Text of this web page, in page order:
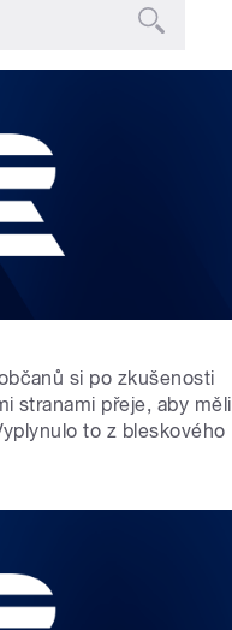
si po zkušenosti
stranami přeje, aby měli
to z bleskového